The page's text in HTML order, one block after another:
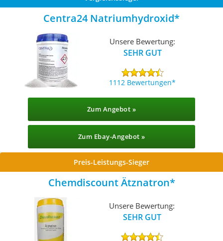
Centra24 Natriumhydroxid
Unsere Bewertung:
SEHR GUT
1112 Bewertungen
Zum Angebot »
Zum Ebay-Angebot »
Preis-Leistungs-Sieger
Chemdiscount Ätznatron
Unsere Bewertung:
SEHR GUT